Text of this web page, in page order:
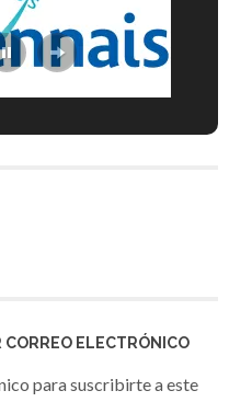
ELECTRÓNICO
para suscribirte a este